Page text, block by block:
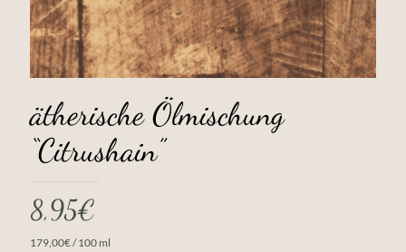
ätherische Ölmischung
“Citrushain”
8,95€
179,00€/100 ml